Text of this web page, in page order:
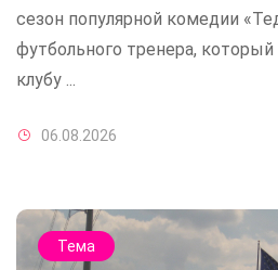
сезон популярной комедии
футбольного тренера,
клубу ...
06.08.2026
Тема